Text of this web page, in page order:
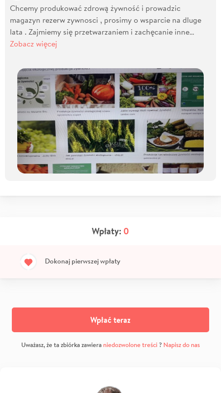
Chcemy produkować zdrową żywność i prowadzic
magazyn rezerw zywnosci , prosimy o wsparcie na dluge
lata . Zajmiemy się przetwarzaniem i zachęcanie inne…
Zobacz więcej
Wpłaty: 0
Dokonaj pierwszej wpłaty
Wpłać teraz
Uważasz, że ta zbiórka zawiera niedozwolone treści? Napisz do nas